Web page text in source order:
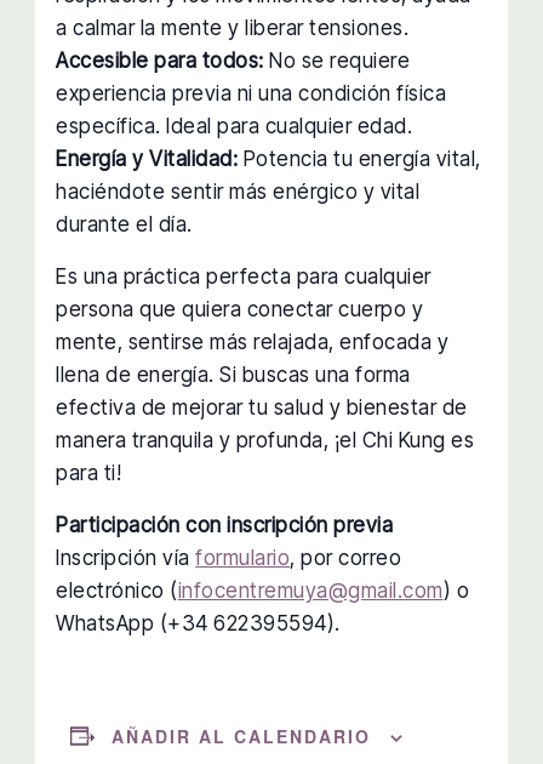
a calmar la mente y liberar tensiones.
Accesible para todos: No se requiere
experiencia previa ni una condición física
específica. Ideal para cualquier edad.
Energía y Vitalidad: Potencia tu energía vital,
haciéndote sentir más enérgico y vital
durante el día.
Es una práctica perfecta para cualquier
persona que quiera conectar cuerpo y
mente, sentirse más relajada, enfocada y
llena de energía. Si buscas una forma
efectiva de mejorar tu salud y bienestar de
manera tranquila y profunda, ¡el Chi Kung es
para ti!
Participación con inscripción previa
Inscripción víaformulario, por correo
electrónico (infocentremuya@gmail.com) o
WhatsApp (+34 622395594).
AÑADIR AL CALENDARIO